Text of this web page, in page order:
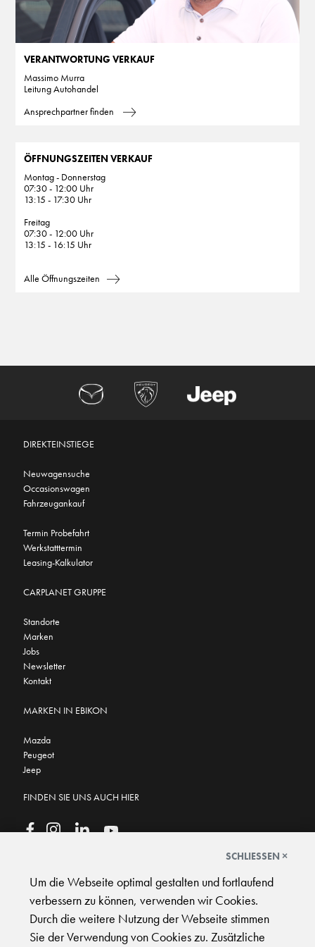
VERANTWORTUNG VERKAUF
Massimo Murra
Leitung Autohandel
Ansprechpartner finden
ÖFFNUNGSZEITEN VERKAUF
Montag - Donnerstag
07:30 - 12:00 Uhr
13:15 - 17:30 Uhr
Freitag
07:30 - 12:00 Uhr
13:15 - 16:15 Uhr
Alle Öffnungszeiten
DIREKTEINSTIEGE
Neuwagensuche
Occasionswagen
Fahrzeugankauf
Termin Probefahrt
Werkstatttermin
Leasing-Kalkulator
CARPLANET GRUPPE
Standorte
Marken
Jobs
Newsletter
Kontakt
MARKEN IN EBIKON
Mazda
Peugeot
Jeep
FINDEN SIE UNS AUCH HIER
GOOGLE BEWERTUNGEN
4.6 ★★★★★
★★★★★
AGB|Impressum|Datenschutz|Support
SCHLIESSEN ×
Um die Webseite optimal gestalten und fortlaufend
verbessern zu können, verwenden wir Cookies.
Durch die weitere Nutzung der Webseite stimmen
Sie der Verwendung von Cookies zu. Zusätzliche